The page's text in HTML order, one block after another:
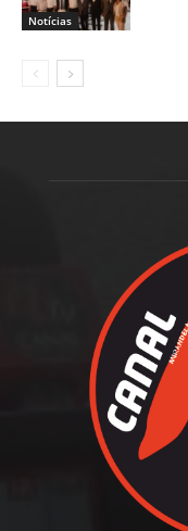
Notícias